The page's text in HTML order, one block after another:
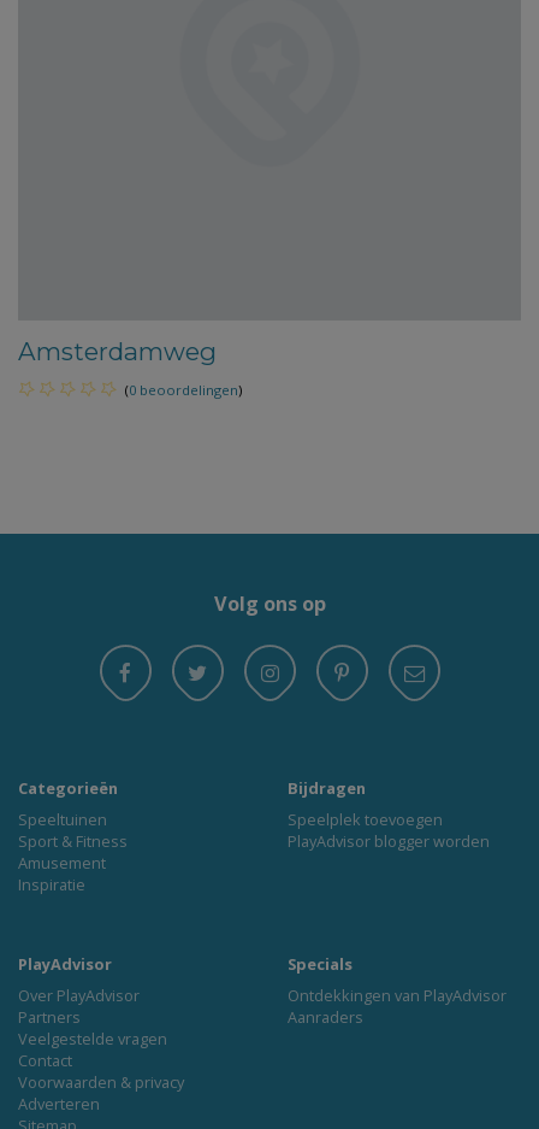
Amsterdamweg
(0 beoordelingen)
Volg ons op
Categorieën
Speeltuinen
Sport & Fitness
Amusement
Inspiratie
Bijdragen
Speelplek toevoegen
PlayAdvisor blogger worden
PlayAdvisor
Over PlayAdvisor
Partners
Veelgestelde vragen
Contact
Voorwaarden & privacy
Adverteren
Specials
Ontdekkingen van PlayAdvisor
Aanraders